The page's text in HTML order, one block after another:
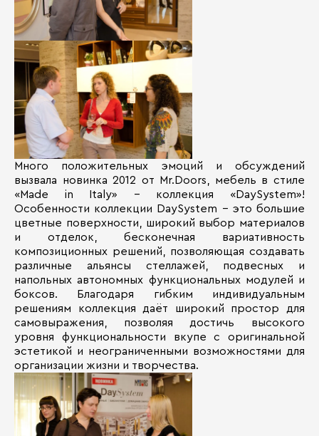
Много положительных эмоций и обсуждений
вызвала новинка 2012 от Mr.Doors, мебель в стиле
«Made in Italy» - коллекция «DaySystem»!
Особенности коллекции DaySystem - это большие
цветные поверхности, широкий выбор материалов
и отделок, бесконечная вариативность
композиционных решений, позволяющая создавать
различные альянсы стеллажей, подвесных и
напольных автономных функциональных модулей и
боксов. Благодаря гибким индивидуальным
решениям коллекция даёт широкий простор для
самовыражения, позволяя достичь высокого
уровня функциональности вкупе с оригинальной
эстетикой и неограниченными возможностями для
организации жизни и творчества.